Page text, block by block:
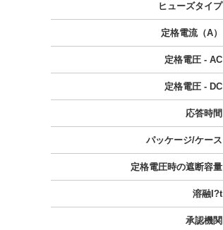
ヒューズタイプ
定格電流（A）
定格電圧 - AC
定格電圧 - DC
応答時間
パッケージ/ケース
定格電圧時の遮断容量
溶融I?t
承認機関